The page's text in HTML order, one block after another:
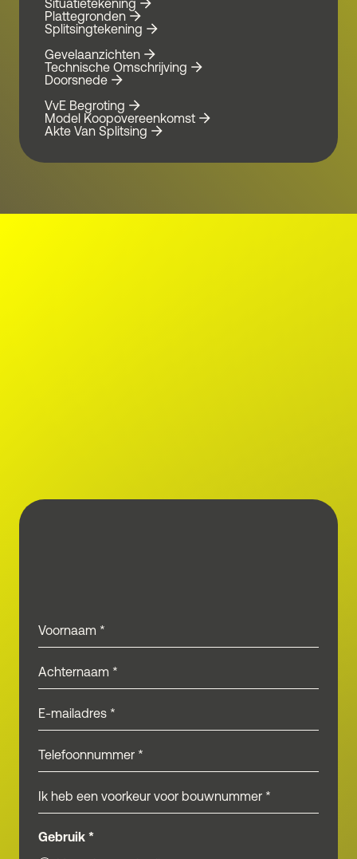
Situatietekening
Plattegronden
Splitsingtekening
Gevelaanzichten
Technische Omschrijving
Doorsnede
VvE Begroting
Model Koopovereenkomst
Akte Van Splitsing
Interesse?
Gebruik *